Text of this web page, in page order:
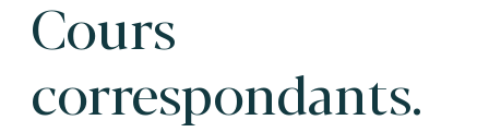
Cours
correspondants.